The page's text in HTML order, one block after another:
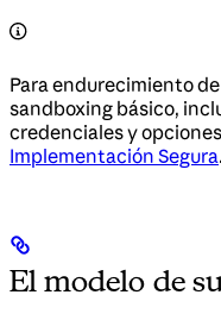
Para endurecimiento
sandboxing básico,
credenciales y
Implementación Segura.
El modelo de